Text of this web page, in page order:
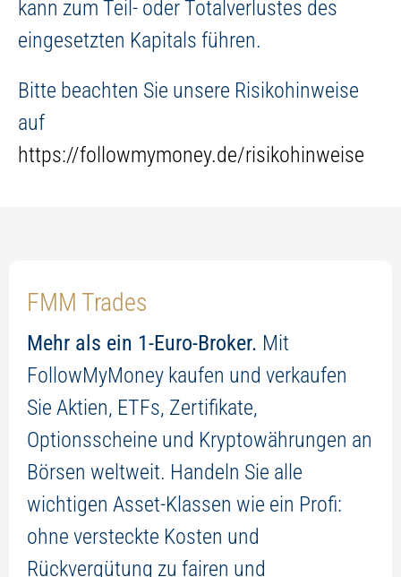
kann zum Teil- oder Totalverlustes des
eingesetzten Kapitals führen.
Bitte beachten Sie unsere Risikohinweise
auf
https://followmymoney.de/risikohinweise
FMM Trades
Mehr als ein 1-Euro-Broker. Mit
FollowMyMoney kaufen und verkaufen
Sie Aktien, ETFs, Zertifikate,
Optionsscheine und Kryptowährungen an
Börsen weltweit. Handeln Sie alle
wichtigen Asset-Klassen wie ein Profi:
ohne versteckte Kosten und
Rückvergütung zu fairen und